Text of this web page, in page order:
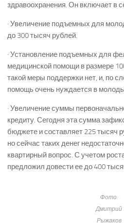
здравоохранения. Он включает в
· Увеличение подъемных для
до 300 тысяч рублей.
· Установление подъемных для
медицинской помощи в размере
такой меры поддержки нет, и, по
помощь очень нуждается в
· Увеличение суммы
кредиту. Сегодня эта сумма
бюджете и составляет 225 тысяч
но сейчас таких денег
квартирный вопрос. С учетом
предложил довести ее до 400
Фото:
Дмитрий
Рыжаков